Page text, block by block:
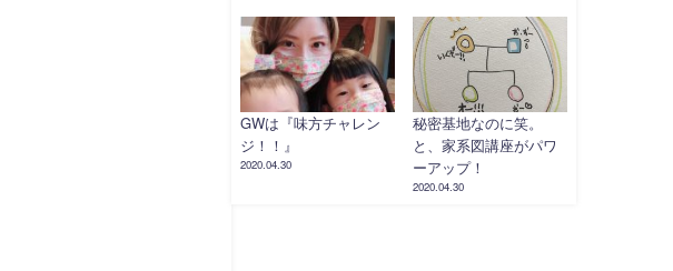
GWは『味方チャレン
ジ！！』
2020.04.30
秘密基地なのに笑。
と、家系図講座がパワ
ーアップ！
2020.04.30